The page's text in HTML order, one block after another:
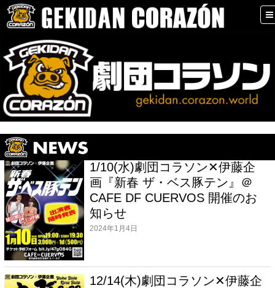
1/10(水)劇団コラソン✕伊藤企
画『新春 ザ・ベス豚テン』＠
CAFE DF CUERVOS 開催のお
知らせ
2024年1月4日
12/14(木)劇団コラソン✕伊藤企